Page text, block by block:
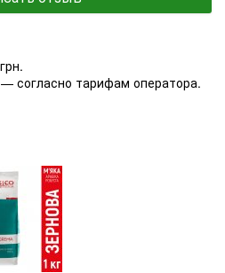
согласно тарифам оператора.